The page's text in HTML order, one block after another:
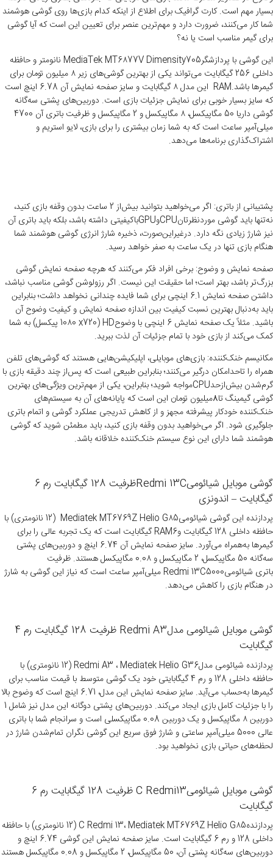
بسیار مهم است. کارت گرافیک برای اطلاع از اینکه کدام بازی‌ها روی گوشی هوشمند
شما کار می‌کنند، ضرورت دارد و مهم‌ترین عنصر برای تعیین این است که آیا گوشی
برای گیمر مناسب است یا نه؟
این گوشی با پردازشگرMediaTek MT6۸77V Dimensity705 نانومتر و حافظه
داخلی 256 گیگابایت می‌تواند یکی از بهترین گوشی‌های زیر ۸ میلیون تومان برای
گیمرها باشد.RAM این مدل ۸ گیگابایت و سایز صفحه نمایش آن 6.78 اینچ است
که سایز بسیار خوبی برای نمایش جزئیات بازی است. دوربین‌های پشتی سه‌گانه
گوشی داریا 50 مگاپیکسل، ۸ مگاپیکسل و 2 مگاپیکسل و ظرفیت باتری آن 4700
میلی‌‌آمپر ساعت است که به شما زمان بیشتری را برای بازی، لایو استریم و
اشتراک‌گذاری برنامه‌ها می‌دهد.
پشتیبانی از باتری: اگر می‌خواهید بتوانید بیش‌از 2 ساعت بدون وقفه بازی کنید،
نه‌تنها باید گوشی موردنظرتانCPUوGPUباکیفیتی داشته باشد، بلکه باید باتری آن
نیز شارژ زیادی نگه دارد. درغیراین‌صورت، ذخیره شارژ انرژی گوشی هوشمند شما
هنگام بازی تنها در یک ساعت به صفر خواهد رسید.
صفحه نمایش و وضوح: برخی افراد فکر می‌کنند که هرچه صفحه نمایش گوشی
بزرگ‌تر باشد، بهتر است؛ اما حقیقت این نیست. اگر رزولوشن گوشی مناسب نباشد،
داشتن صفحه نمایش 6.1 اینچی برای شما فایده چندانی نخواهد داشت؛ بنابراین
باید به‌دنبال بهترین نسبت کیفیت بین اندازه صفحه نمایش و کیفیت وضوح آن
باشید. مثلاً یک صفحه نمایش 6 اینچی با وضوحHD (10۸0 x720 پیکسل) به شما
کمک می‌کند از بازی خود با تمام جزئیات آن لذت ببرید.
مکانیسم خنک‌کننده: بازی‌های موبایلی، اپلیکیشن‌هایی هستند که گوشی‌های تلفن
همراه را تاحدامکان درگیر می‌کنند؛ بنابراین طبیعی است که پس‌از چند دقیقه بازی با
گرم‌شدن بیش‌ازحدCPUمواجه شوید؛ بنابراین، یکی از مهم‌ترین ویژگی‌های بهترین
گوشی گیمینگ تا8میلیون تومان این است که پایانه‌های آن به سیستم‌های
خنک‌کننده خودکار پیشرفته مجهز و از کاهش تدریجی عملکرد گوشی و اتمام باتری
جلوگیری شود. اگر می‌خواهید بدون وقفه بازی کنید، باید مطمئن شوید که گوشی
هوشمند شما دارای این نوع سیستم خنک‌کننده خلاقانه باشد.
گوشی موبایل شیائومیRedmi 13Cظرفیت 128 گیگابایت رم 6
گیگابایت – اندونزی
پردازنده این گوشی شیائومیMediatek MT6769Z Helio G۸5 (12 نانومتری) با
حافظه داخلی 128 گیگابایت وRAM6 گیگابایت است که یک تجربه عالی را برای
گیمرها به‌همراه می‌آورد. سایز صفحه نمایش آن 6.74 اینچ و دوربین‌های پشتی
سه‌گانه 50 مگاپیکسل، 2 مگاپیکسل و 0.0۸ مگاپیکسل هستند. ظرفیت
باتری شیائومیRedmi 13C5000 میلی‌آمپر ساعت است که نیاز این گوشی به شارژ
در هنگام بازی را کاهش می‌دهد.
گوشی موبایل شیائومی مدلRedmi A3 ظرفیت 128 گیگابایت رم 4
گیگابایت
پردازنده شیائومی مدلRedmi A3 ، Mediatek Helio G36 (12 نانومتری) با
حافظه داخلی 128 و رم 4 گیگابایتی خود یک گوشی متوسط با قیمت مناسب برای
گیمرها به‌حساب می‌آید. سایز صفحه نمایش این مدل، 6.71 اینچ است که وضوح بالا
را با جزئیات کامل بازی ایجاد می‌کند. دوربین‌های پشتی دوگانه این مدل نیز شامل 1
دوربین ۸ مگاپیکسل و یک دوربین 0.08 مگاپیکسلی است و سرانجام شما با باتری
عالی 5000 میلی‌آمپر ساعتی و شارژ فوق سریع این گوشی نگران تمام‌شدن شارژ در
لحظه‌های حیاتی بازی نخواهید بود.
گوشی موبایل شیائومیC Redmi13 ظرفیت 128 گیگابایت رم 6
گیگابایت
پردازندهC Redmi 13، Mediatek MT6769Z Helio G۸5 (12 نانومتری) با حافظه
داخلی 128 و رم 6 گیگابایت است. سایز صفحه نمایش این گوشی 6.74 اینچ و
دوربین‌های سه‌گانه پشتی آن، 50 مگاپیکسل، 2 مگاپیکسل و 0.08 مگاپیکسل هستند